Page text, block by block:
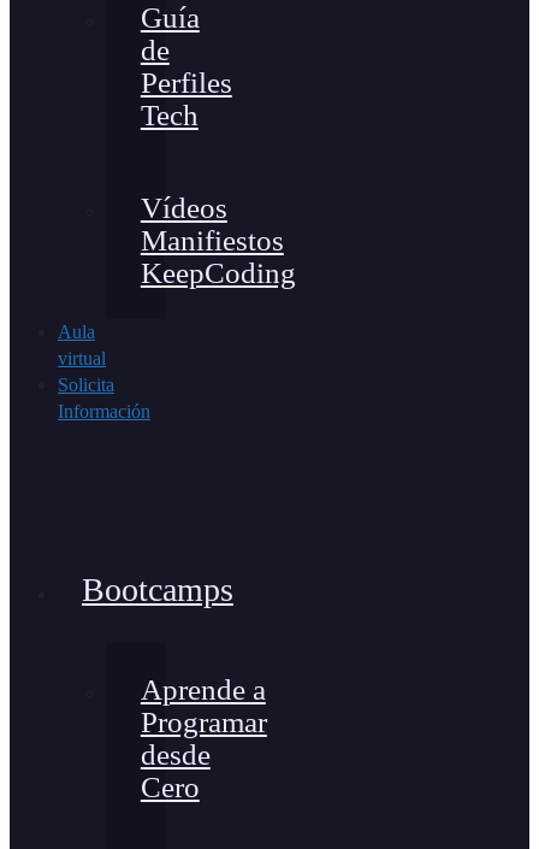
Guía
de
Perfiles
Tech
Vídeos
Manifiestos
KeepCoding
Aula
virtual
Solicita
Información
Bootcamps
Aprende a
Programar
desde
Cero